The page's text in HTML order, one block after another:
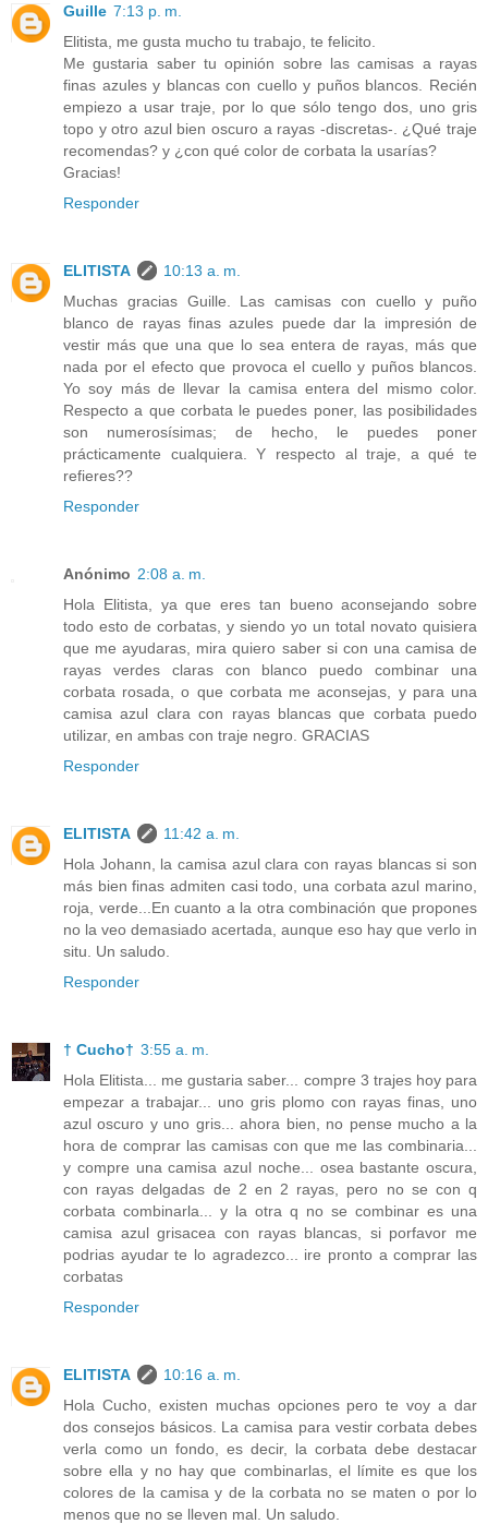
Guille 7:13 p. m.
Elitista, me gusta mucho tu trabajo, te felicito.
Me gustaria saber tu opinión sobre las camisas a rayas
finas azules y blancas con cuello y puños blancos. Recién
empiezo a usar traje, por lo que sólo tengo dos, uno gris
topo y otro azul bien oscuro a rayas -discretas-. ¿Qué traje
recomendas? y ¿con qué color de corbata la usarías?
Gracias!
Responder
ELITISTA
10:13 a. m.
Muchas gracias Guille. Las camisas con cuello y puño
blanco de rayas finas azules puede dar la impresión de
vestir más que una que lo sea entera de rayas, más que
nada por el efecto que provoca el cuello y puños blancos.
Yo soy más de llevar la camisa entera del mismo color.
Respecto a que corbata le puedes poner, las posibilidades
son numerosísimas; de hecho, le puedes poner
prácticamente cualquiera. Y respecto al traje, a qué te
refieres??
Responder
Anónimo 2:08 a. m.
Hola Elitista, ya que eres tan bueno aconsejando sobre
todo esto de corbatas, y siendo yo un total novato quisiera
que me ayudaras, mira quiero saber si con una camisa de
rayas verdes claras con blanco puedo combinar una
corbata rosada, o que corbata me aconsejas, y para una
camisa azul clara con rayas blancas que corbata puedo
utilizar, en ambas con traje negro. GRACIAS
Responder
ELITISTA
11:42 a. m.
Hola Johann, la camisa azul clara con rayas blancas si son
más bien finas admiten casi todo, una corbata azul marino,
roja, verde...En cuanto a la otra combinación que propones
no la veo demasiado acertada, aunque eso hay que verlo in
situ. Un saludo.
Responder
† Cucho† 3:55 a. m.
Hola Elitista... me gustaria saber... compre 3 trajes hoy para
empezar a trabajar... uno gris plomo con rayas finas, uno
azul oscuro y uno gris... ahora bien, no pense mucho a la
hora de comprar las camisas con que me las combinaria...
y compre una camisa azul noche... osea bastante oscura,
con rayas delgadas de 2 en 2 rayas, pero no se con q
corbata combinarla... y la otra q no se combinar es una
camisa azul grisacea con rayas blancas, si porfavor me
podrias ayudar te lo agradezco... ire pronto a comprar las
corbatas
Responder
ELITISTA
10:16 a. m.
Hola Cucho, existen muchas opciones pero te voy a dar
dos consejos básicos. La camisa para vestir corbata debes
verla como un fondo, es decir, la corbata debe destacar
sobre ella y no hay que combinarlas, el límite es que los
colores de la camisa y de la corbata no se maten o por lo
menos que no se lleven mal. Un saludo.